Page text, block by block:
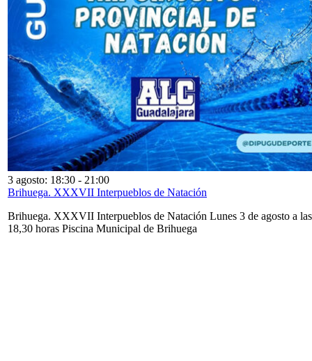
3 agosto: 18:30 - 21:00
Brihuega. XXXVII Interpueblos de Natación
Brihuega. XXXVII Interpueblos de Natación Lunes 3 de agosto a las
18,30 horas Piscina Municipal de Brihuega